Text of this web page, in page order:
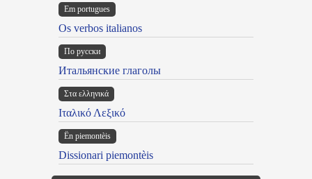
Em portugues
Os verbos italianos
По русски
Итальянские глаголы
Στα ελληνικά
Ιταλικό Λεξικό
Ën piemontèis
Dissionari piemontèis